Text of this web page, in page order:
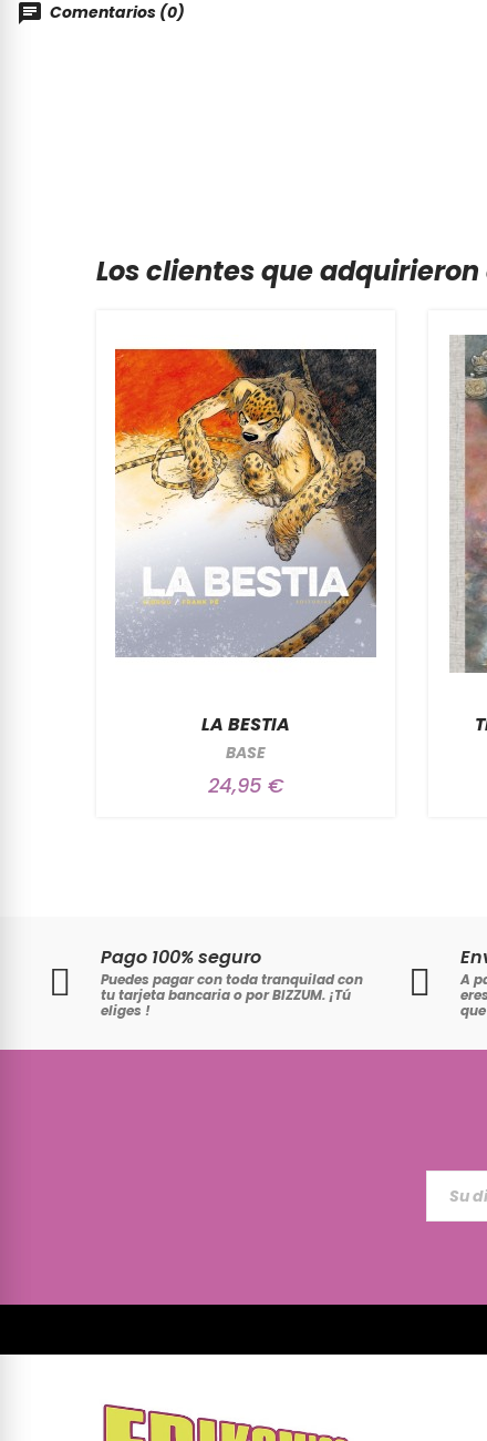
Comentarios (0)
Los clientes que
LA BESTIA
BASE
24,95 €
Pago 100% seguro
Puedes pagar con toda tranquilad con
tu tarjeta bancaria o por BIZZUM. ¡Tú
eliges !
A